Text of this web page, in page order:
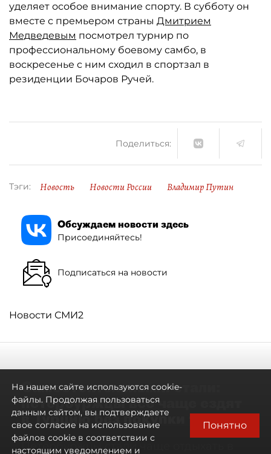
уделяет особое внимание спорту. В субботу он
вместе с премьером страны Дмитрием
Медведевым посмотрел турнир по
профессиональному боевому самбо, в
воскресенье с ним сходил в спортзал в
резиденции Бочаров Ручей.
Поделиться:
Тэги: Новость Новости России Владимир Путин
Обсуждаем новости здесь
Присоединяйтесь!
Подписаться на новости
Новости СМИ2
Самостоятельными стали:
петербуржцы всё чаще ездят
в Турцию без покупки туров
Петербуржцы стали чаще отдыхать в
На нашем сайте используются cookie-
файлы. Продолжая пользоваться
данным сайтом, вы подтверждаете
свое согласие на использование
файлов cookie в соответствии с
настоящим уведомлением и
Понятно